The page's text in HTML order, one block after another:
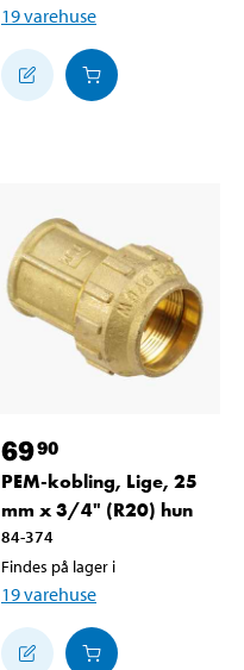
19varehuse
6990
PEM-kobling, Lige, 25
mm x 3/4" (R20) hun
84-374
Findes på lager i
19varehuse